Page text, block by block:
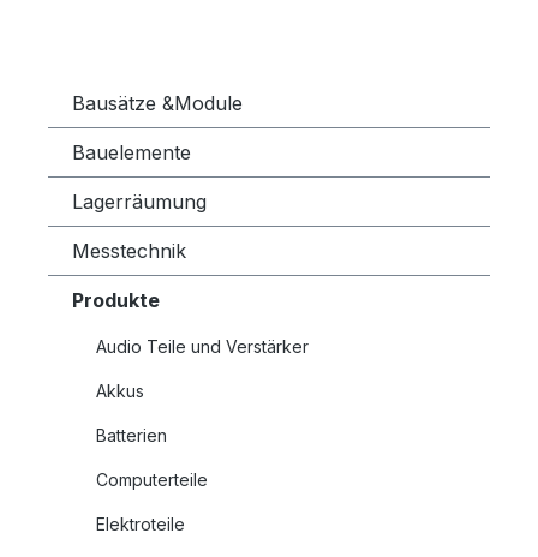
Bausätze &Module
Bauelemente
Lagerräumung
Messtechnik
Produkte
Audio Teile und Verstärker
Akkus
Batterien
Computerteile
Elektroteile